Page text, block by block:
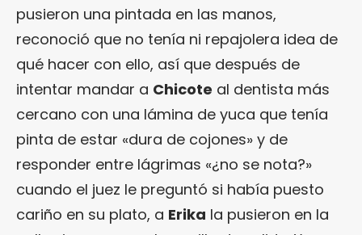
pusieron una pintada en las manos,
reconoció que no tenía ni repajolera idea de
qué hacer con ello, así que después de
intentar mandar a Chicote al dentista más
cercano con una lámina de yuca que tenía
pinta de estar «dura de cojones» y de
responder entre lágrimas «¿no se nota?»
cuando el juez le preguntó si había puesto
cariño en su plato, a Erika la pusieron en la